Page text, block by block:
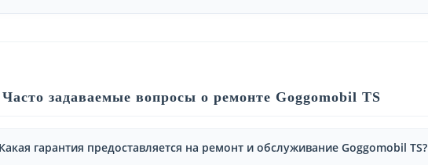
задаваемые вопросы о ремонте Goggomobil TS
гарантия предоставляется на ремонт и обслуживание Goggomobil TS?